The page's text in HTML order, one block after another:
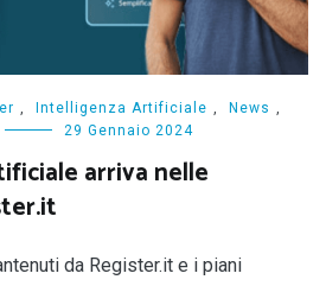
, Intelligenza Artificiale , News ,
29 Gennaio 2024
arriva nelle
da Register.it e i piani